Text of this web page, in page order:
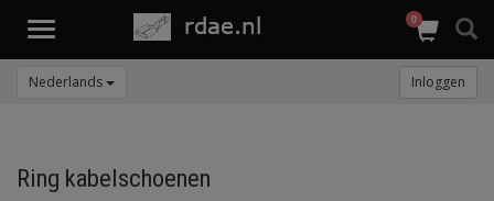
Toggle
0
Nederlands Inloggen
Ring kabelschoenen